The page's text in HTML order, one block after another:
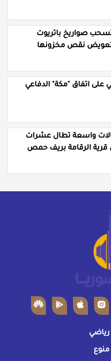
صواريخ باتريوت
لتعويض نقص مخزونها
على اتفاق "مكة" الدفاعي
واسعة تطال عشرات
قرية الرقامة بريف حمص
رياضي
منوع